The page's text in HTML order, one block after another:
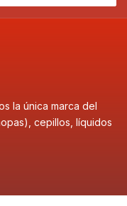
la única marca del
cepillos, líquidos